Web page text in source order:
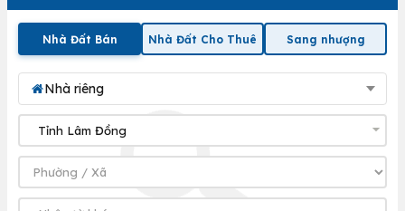
Nhà Đất Bán Nhà Đất Cho Thuê Sang nhượng
Nhà riêng